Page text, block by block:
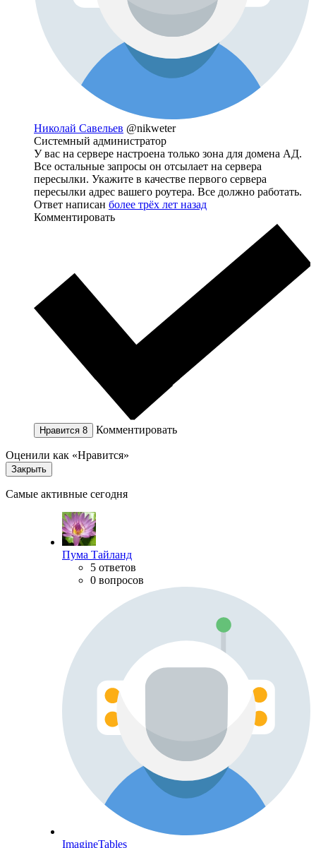
Николай Савельев @nikweter
Системный администратор
У вас на сервере настроена только зона для домена АД.
Все остальные запросы он отсылает на сервера
пересылки. Укажите в качестве первого сервера
пересылки адрес вашего роутера. Все должно работать.
Ответ написан более трёх лет назад
Комментировать
Нравится 8 Комментировать
Оценили как «Нравится»
Закрыть
Самые активные сегодня
Пума Тайланд
5 ответов
0 вопросов
ImagineTables